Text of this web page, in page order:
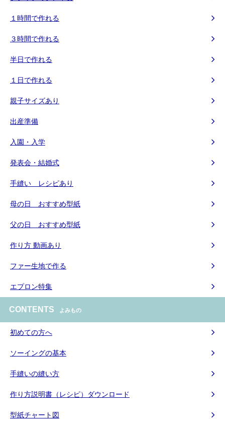
１時間で作れる
３時間で作れる
半日で作れる
１日で作れる
親子サイズあり
出産準備
入園・入学
発表会・結婚式
手縫い レシピあり
母の日 おすすめ型紙
父の日 おすすめ型紙
作り方 動画あり
ファー生地で作る
エプロン特集
CONTENTS よみもの
初めての方へ
ソーイングの基本
手縫いの縫い方
作り方説明書（レシピ）ダウンロード
型紙チャート図